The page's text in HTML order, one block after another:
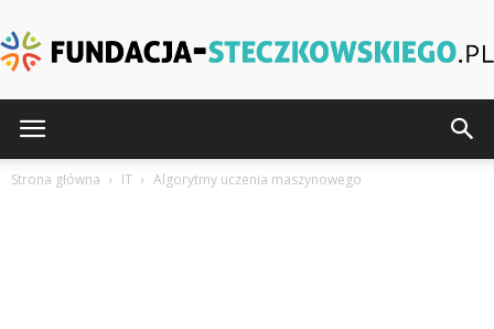
Strona główna IT Algorytmy uczenia maszynowego